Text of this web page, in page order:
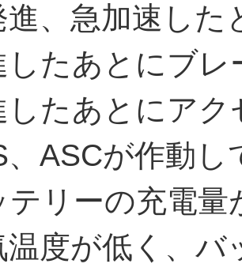
進、急加速した
したあとにブ
したあとにア
、ASCが作動
テリーの充電
温度が低く、